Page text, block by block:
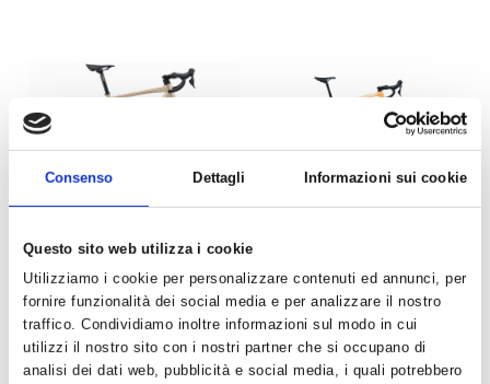
Consenso Dettagli Informazioni sui cookie
Questo sito web utilizza i cookie
Utilizziamo i cookie per personalizzare contenuti ed annunci, per
fornire funzionalità dei social media e per analizzare il nostro
traffico. Condividiamo inoltre informazioni sul modo in cui
utilizzi il nostro sito con i nostri partner che si occupano di
analisi dei dati web, pubblicità e social media, i quali potrebbero
Monster GRX400
€ 1699.00
AGGIUNGI
Cream
€ 3699.00
€ 2590.00
AGGIUNGI